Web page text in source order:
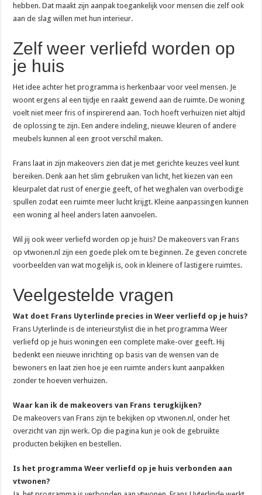
hebben. Dat maakt zijn aanpak toegankelijk voor mensen die zelf ook
aan de slag willen met hun interieur.
Zelf weer verliefd worden op
je huis
Het idee achter het programma is herkenbaar voor veel mensen. Je
woont ergens al een tijdje en raakt gewend aan de ruimte. De woning
voelt niet meer fris of inspirerend aan. Toch hoeft verhuizen niet altijd
de oplossing te zijn. Een andere indeling, nieuwe kleuren of andere
meubels kunnen al een groot verschil maken.
Frans laat in zijn makeovers zien dat je met gerichte keuzes veel kunt
bereiken. Denk aan het slim gebruiken van licht, het kiezen van een
kleurpalet dat rust of energie geeft, of het weghalen van overbodige
spullen zodat een ruimte meer lucht krijgt. Kleine aanpassingen kunnen
een woning al heel anders laten aanvoelen.
Wil jij ook weer verliefd worden op je huis? De makeovers van Frans
op vtwonen.nl zijn een goede plek om te beginnen. Ze geven concrete
voorbeelden van wat mogelijk is, ook in kleinere of lastigere ruimtes.
Veelgestelde vragen
Wat doet Frans Uyterlinde precies in Weer verliefd op je huis?
Frans Uyterlinde is de interieurstylist die in het programma Weer
verliefd op je huis woningen een complete make-over geeft. Hij
bedenkt een nieuwe inrichting op basis van de wensen van de
bewoners en laat zien hoe je een ruimte anders kunt aanpakken
zonder te hoeven verhuizen.
Waar kan ik de makeovers van Frans terugkijken?
De makeovers van Frans zijn te bekijken op vtwonen.nl, onder het
overzicht van zijn werk. Op die pagina kun je ook de gebruikte
producten bekijken en bestellen.
Is het programma Weer verliefd op je huis verbonden aan
vtwonen?